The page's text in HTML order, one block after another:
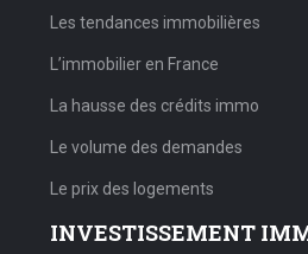
Les tendances immobilières
L’immobilier en France
La hausse des crédits immo
Le volume des demandes
Le prix des logements
INVESTISSEMENT